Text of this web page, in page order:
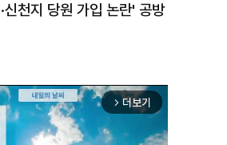
·신천지 당원 가입 논란' 공방
arrow_forward_ios 더보기